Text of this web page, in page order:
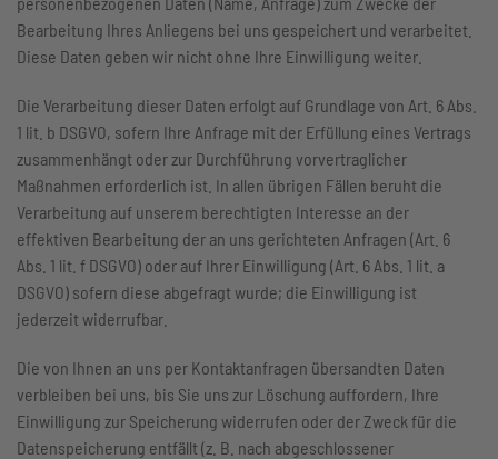
Bearbeitung Ihres Anliegens bei uns gespeichert und verarbeitet.
Diese Daten geben wir nicht ohne Ihre Einwilligung weiter.
Die Verarbeitung dieser Daten erfolgt auf Grundlage von Art. 6 Abs.
1 lit. b DSGVO, sofern Ihre Anfrage mit der Erfüllung eines Vertrags
zusammenhängt oder zur Durchführung vorvertraglicher
Maßnahmen erforderlich ist. In allen übrigen Fällen beruht die
Verarbeitung auf unserem berechtigten Interesse an der
effektiven Bearbeitung der an uns gerichteten Anfragen (Art. 6
Abs. 1 lit. f DSGVO) oder auf Ihrer Einwilligung (Art. 6 Abs. 1 lit. a
DSGVO) sofern diese abgefragt wurde; die Einwilligung ist
jederzeit widerrufbar.
Die von Ihnen an uns per Kontaktanfragen übersandten Daten
verbleiben bei uns, bis Sie uns zur Löschung auffordern, Ihre
Einwilligung zur Speicherung widerrufen oder der Zweck für die
Datenspeicherung entfällt (z. B. nach abgeschlossener